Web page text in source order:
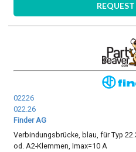
02226
022.26
Finder AG
Verbindungsbrücke, blau, für Typ
od. A2-Klemmen, Imax=10 A